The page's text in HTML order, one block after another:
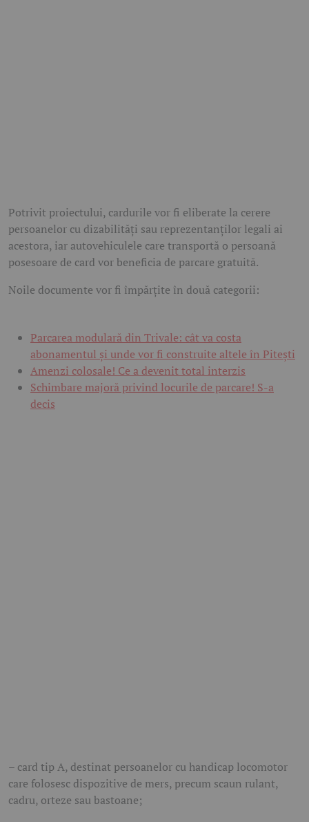
Potrivit proiectului, cardurile vor fi eliberate la cerere
persoanelor cu dizabilități sau reprezentanților legali ai
acestora, iar autovehiculele care transportă o persoană
posesoare de card vor beneficia de parcare gratuită.
Noile documente vor fi împărțite în două categorii:
Parcarea modulară din Trivale: cât va costa
abonamentul și unde vor fi construite altele în Pitești
Amenzi colosale! Ce a devenit total interzis
Schimbare majoră privind locurile de parcare! S-a
decis
– card tip A, destinat persoanelor cu handicap locomotor
care folosesc dispozitive de mers, precum scaun rulant,
cadru, orteze sau bastoane;